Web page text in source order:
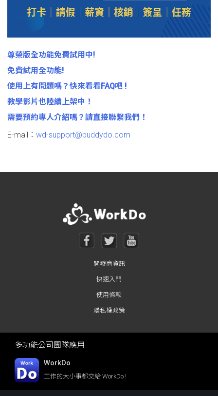
尊榮版全功能免費試用中!
免費試用全功能!
使用上有問題嗎？快來看看FAQ吧 !
教學影片也陸續上架中！
需要預約專人介紹嗎？請直接聯繫我們！
E-mail： wd-support@buddydo.com
開發商資訊
快速入門
使用條款
隱私權政策
多功能公司團隊應用
WorkDo
工作的大小事都交給 WorkDo !